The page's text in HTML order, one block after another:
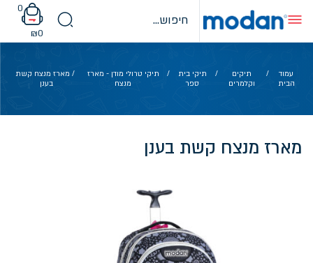
content
0
₪0
עמוד
הבית
/
תיקים
וקלמרים
/
תיקי בית
ספר
/
תיקי טרולי מודן - מארז
מנצח
/ מארז מנצח קשת
בענן
מארז מנצח קשת בענן